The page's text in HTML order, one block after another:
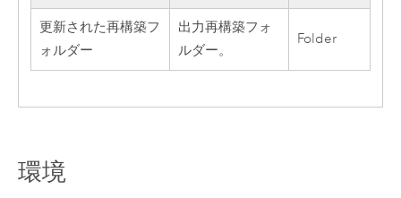
更新された再構築フ
ォルダー
出力再構築フォ
ルダー。
Folder
環境